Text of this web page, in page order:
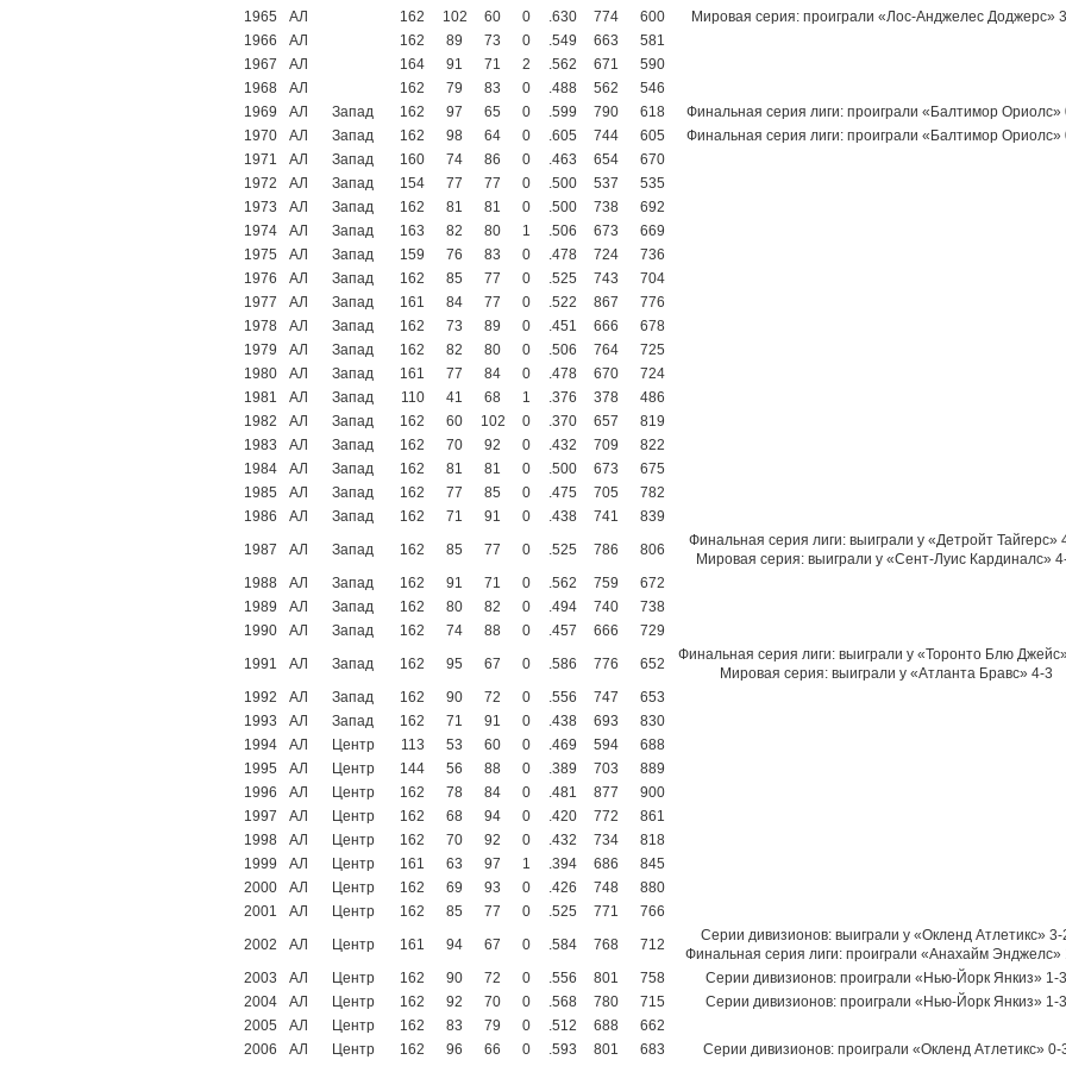
1965
АЛ 162 102 60 0 .630 774 600
Мировая серия: проиграли «Лос-Анджелес Доджерс»
1966
АЛ 162 89 73 0 .549 663
581
1967
АЛ 164 91 71 2 .562 671
590
1968
АЛ 162 79 83 0 .488 562
546
1969
АЛ Запад 162 97 65 0 .599 790 618
Финальная серия лиги: проиграли «Балтимор Ориолс»
1970
АЛ Запад 162 98 64 0 .605 744 605
Финальная серия лиги: проиграли «Балтимор Ориолс»
1971
АЛ Запад 160 74 86 0 .463 654
670
1972
АЛ Запад 154 77 77 0 .500 537
535
1973
АЛ Запад 162 81 81 0 .500 738
692
1974
АЛ Запад 163 82 80 1 .506 673
669
1975
АЛ Запад 159 76 83 0 .478 724
736
1976
АЛ Запад 162 85 77 0 .525 743
704
1977
АЛ Запад 161 84 77 0 .522 867
776
1978
АЛ Запад 162 73 89 0 .451 666
678
1979
АЛ Запад 162 82 80 0 .506 764
725
1980
АЛ Запад 161 77 84 0 .478 670
724
1981
АЛ Запад 110 41 68 1 .376 378
486
1982
АЛ Запад 162 60 102 0 .370 657
819
1983
АЛ Запад 162 70 92 0 .432 709
822
1984
АЛ Запад 162 81 81 0 .500 673
675
1985
АЛ Запад 162 77 85 0 .475 705
782
1986
АЛ Запад 162 71 91 0 .438 741
839
1987
АЛ Запад 162 85 77 0 .525 786 806
Финальная серия лиги: выиграли у «Детройт Тайгерс»
Мировая серия: выиграли у «Сент-Луис Кардиналс»
1988
АЛ Запад 162 91 71 0 .562 759
672
1989
АЛ Запад 162 80 82 0 .494 740
738
1990
АЛ Запад 162 74 88 0 .457 666
729
1991
АЛ Запад 162 95 67 0 .586 776 652
Финальная серия лиги: выиграли у «Торонто Блю
Мировая серия: выиграли у «Атланта Бравс» 4-3
1992
АЛ Запад 162 90 72 0 .556 747
653
1993
АЛ Запад 162 71 91 0 .438 693
830
1994
АЛ Центр 113 53 60 0 .469 594
688
1995
АЛ Центр 144 56 88 0 .389 703
889
1996
АЛ Центр 162 78 84 0 .481 877
900
1997
АЛ Центр 162 68 94 0 .420 772
861
1998
АЛ Центр 162 70 92 0 .432 734
818
1999
АЛ Центр 161 63 97 1 .394 686
845
2000
АЛ Центр 162 69 93 0 .426 748
880
2001
АЛ Центр 162 85 77 0 .525 771
766
2002
АЛ Центр 161 94 67 0 .584 768 712
Серии дивизионов: выиграли у «Окленд Атлетикс» 3-
Финальная серия лиги: проиграли «Анахайм Энджелс»
2003
АЛ Центр 162 90 72 0 .556 801 758
Серии дивизионов: проиграли «Нью-Йорк Янкиз» 1-3
2004
АЛ Центр 162 92 70 0 .568 780 715
Серии дивизионов: проиграли «Нью-Йорк Янкиз» 1-3
2005
АЛ Центр 162 83 79 0 .512 688
662
2006
АЛ Центр 162 96 66 0 .593 801 683
Серии дивизионов: проиграли «Окленд Атлетикс» 0-